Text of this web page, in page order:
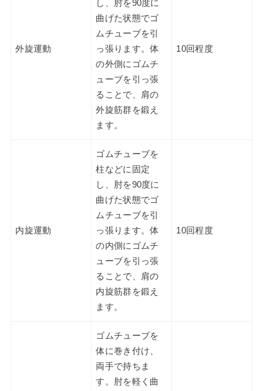
外旋運動
し、肘を90度に
曲げた状態でゴ
ムチューブを引
っ張ります。体
の外側にゴムチ
ューブを引っ張
ることで、肩の
外旋筋群を鍛え
ます。
10回程度
内旋運動
ゴムチューブを
柱などに固定
し、肘を90度に
曲げた状態でゴ
ムチューブを引
っ張ります。体
の内側にゴムチ
ューブを引っ張
ることで、肩の
内旋筋群を鍛え
ます。
10回程度
ゴムチューブを
体に巻き付け、
両手で持ちま
す。肘を軽く曲